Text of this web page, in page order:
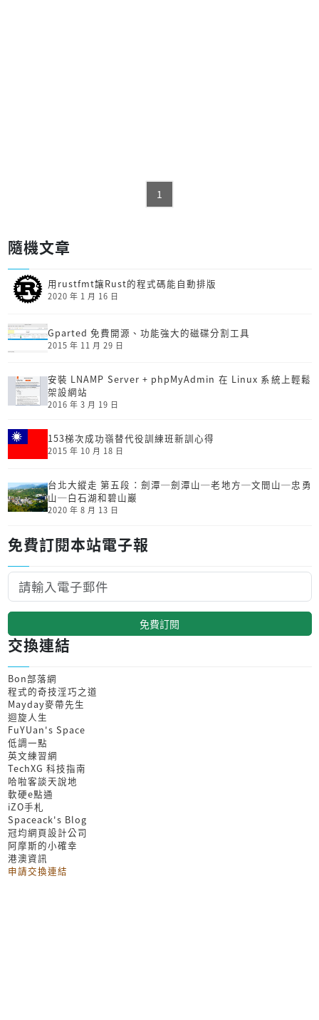
1
隨機文章
用rustfmt讓Rust的程式碼能自動排版
2020 年 1 月 16 日
Gparted 免費開源、功能強大的磁碟分割工具
2015 年 11 月 29 日
安裝 LNAMP Server + phpMyAdmin 在 Linux 系統上輕鬆
架設網站
2016 年 3 月 19 日
153梯次成功嶺替代役訓練班新訓心得
2015 年 10 月 18 日
台北大縱走 第五段：劍潭─劍潭山─老地方─文間山─忠勇
山─白石湖和碧山巖
2020 年 8 月 13 日
免費訂閱本站電子報
免費訂閱
交換連結
Bon部落網
程式的奇技淫巧之道
Mayday麥帶先生
迴旋人生
FuYUan's Space
低調一點
英文練習網
TechXG 科技指南
哈啦客談天說地
軟硬e點通
iZO手札
Spaceack's Blog
冠均網頁設計公司
阿摩斯的小確幸
港澳資訊
申請交換連結